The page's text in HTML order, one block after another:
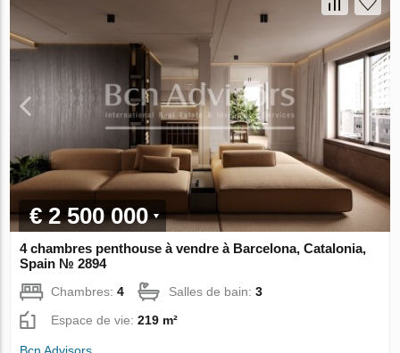
€ 2 500 000
4 chambres penthouse à vendre à Barcelona, Catalonia,
Spain № 2894
Chambres:4 Salles de bain:3
Espace de vie:219 m²